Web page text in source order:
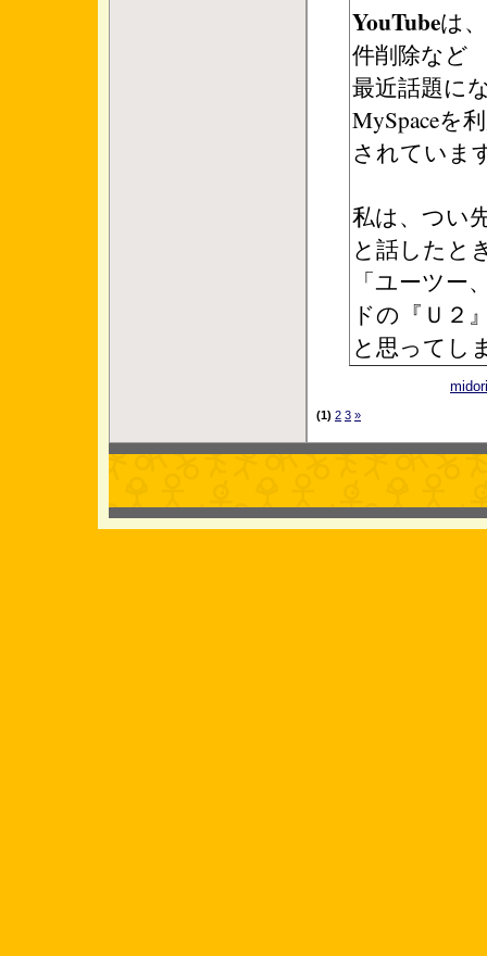
YouTubeは
件削除など
最近話題に
MySpaceを
されていま
私は、つい
と話したと
「ユーツ
ドの『Ｕ２
と思ってし
(1) 2 3 »